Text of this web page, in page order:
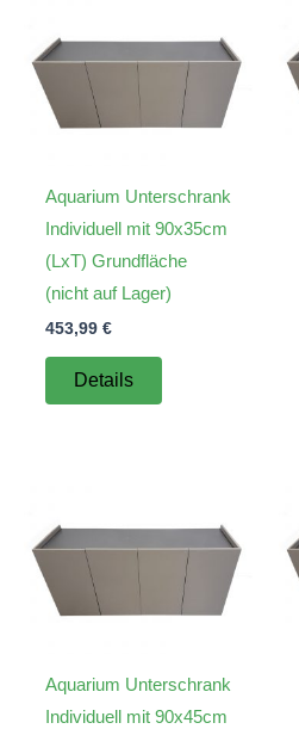
Aquarium Unterschrank
Individuell mit 90x35cm
(LxT) Grundfläche
(nicht auf Lager)
453,99 €
Details
Aquarium Unterschrank
Individuell mit 90x45cm